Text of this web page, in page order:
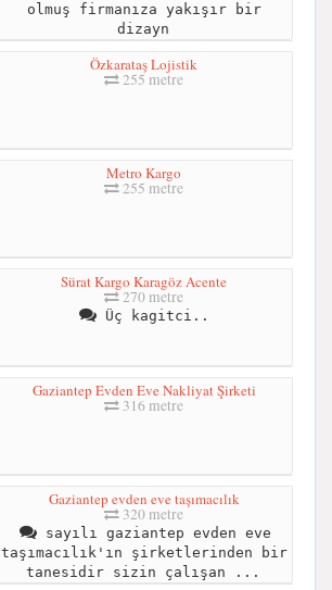
olmuş firmanıza yakışır bir
dizayn
Özkarataş Lojistik
255 metre
Metro Kargo
255 metre
Sürat Kargo Karagöz Acente
270 metre
Üç kagitci..
Gaziantep Evden Eve Nakliyat Şirketi
316 metre
Gaziantep evden eve taşımacılık
320 metre
sayılı gaziantep evden eve
taşımacılık'ın şirketlerinden bir
tanesidir sizin çalışan ...